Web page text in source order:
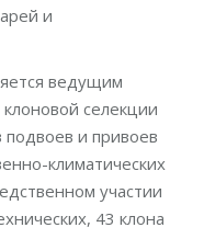
и
ведущим
селекции
подвоев и привоев
климатических
участии
43 клона